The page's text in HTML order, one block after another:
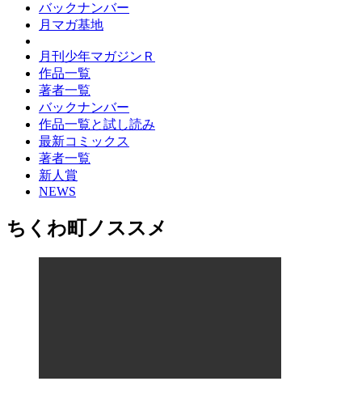
バックナンバー
月マガ基地
月刊少年マガジンＲ
作品一覧
著者一覧
バックナンバー
作品一覧と試し読み
最新コミックス
著者一覧
新人賞
NEWS
ちくわ町ノススメ